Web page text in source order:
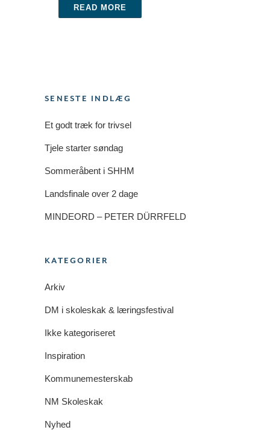
READ MORE
SENESTE INDLÆG
Et godt træk for trivsel
Tjele starter søndag
Sommeråbent i SHHM
Landsfinale over 2 dage
MINDEORD – PETER DÜRRFELD
KATEGORIER
Arkiv
DM i skoleskak & læringsfestival
Ikke kategoriseret
Inspiration
Kommunemesterskab
NM Skoleskak
Nyhed